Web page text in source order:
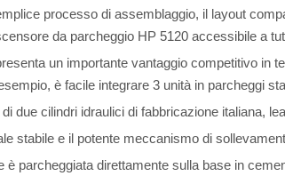
processo di assemblaggio, il layout
da parcheggio HP 5120 accessibile a
un importante vantaggio competitivo in
è facile integrare 3 unità in parcheggi
due cilindri idraulici di fabbricazione italiana,
stabile e il potente meccanismo di
è parcheggiata direttamente sulla base in